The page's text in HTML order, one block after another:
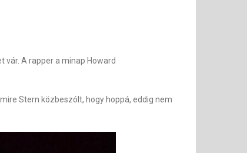
A rapper a minap Howard
mire Stern közbeszólt, hogy hoppá, eddig nem